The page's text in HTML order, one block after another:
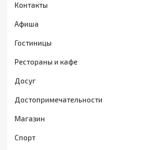
Контакты
Афиша
Гостиницы
Рестораны и кафе
Досуг
Достопримечательности
Магазин
Спорт